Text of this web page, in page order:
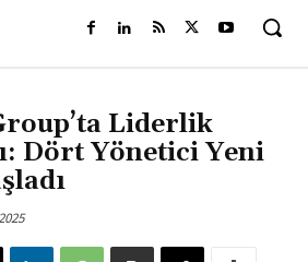
Liderlik
Dört Yönetici Yeni